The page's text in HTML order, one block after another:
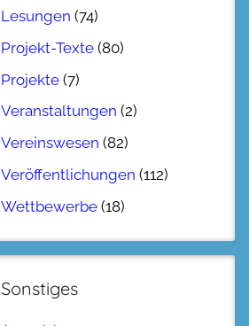
Lesungen (74)
Projekt-Texte (80)
Projekte (7)
Veranstaltungen (2)
Vereinswesen (82)
Veröffentlichungen (112)
Wettbewerbe (18)
Sonstiges